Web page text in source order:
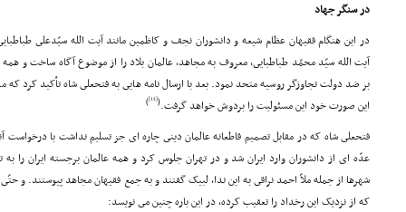
در سنگر جهاد
در این هنگام فقیهان عظام شیعه و دانشوران نجف و کاظمین مانند آیت الله سیّدعلى
آیت الله سیّد محمّد طباطبایى، معروف به مجاهد، عالمان بلاد را از موضوع آگاه ساخت
بر ضد دولت تجاوزگر روسیه متحد نمود. بعد با ارسال نامه هایى به فتحعلى شاه تأکید کرد
این صورت خود این مسئولیت را بردوش خواهد گرفت.(
[11]
)
فتحعلى شاه که در مقابل تصمیم قاطعانه عالمان دینى چاره اى جز تسلیم نداشت با
عدّه اى از دانشوران وارد ایران شد و در تهران جلوس کرد و همه عالمان برجسته ایران را به
شهرها از جمله ملاّ احمد نراقى به این ندا، لبیک گفتند و به جمع فقیهان مجاهد پیوستند. و
که از نزدیک این رخداد را تعقیب کرده، در این باره چنین مى نویسد: